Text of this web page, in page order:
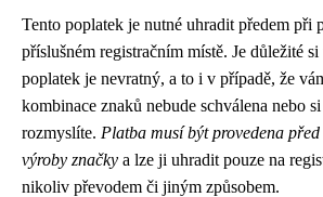
Tento poplatek je nutné uhradit předem při
příslušném registračním místě. Je důležité
poplatek je nevratný, a to i v případě, že
kombinace znaků nebude schválena nebo
rozmyslíte. Platba musí být provedena
výroby značky a lze ji uhradit pouze na
nikoliv převodem či jiným způsobem.